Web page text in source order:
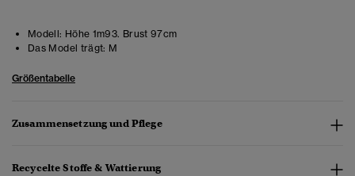
Modell: Höhe 1m93. Brust 97cm
Das Model trägt: M
Größentabelle
Zusammensetzung und Pflege
Recycelte Stoffe & Wattierung